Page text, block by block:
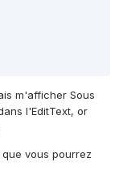
m'afficher Sous
l'EditText, or
vous pourrez